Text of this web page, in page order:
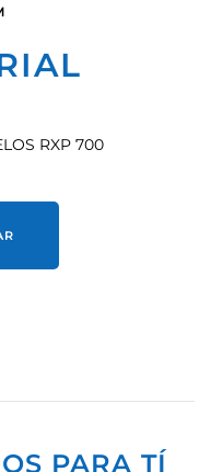
RXP 700
PARA TÍ